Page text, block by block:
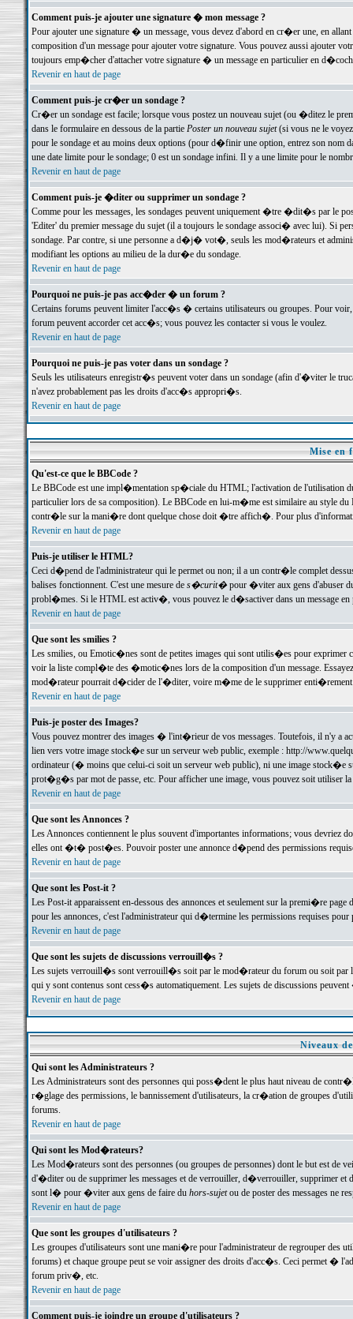
Comment puis-je ajouter une signature � mon message ?
Pour ajouter une signature � un message, vous devez d'abord en cr�er une, en
composition d'un message pour ajouter votre signature. Vous pouvez aussi ajouter
toujours emp�cher d'attacher votre signature � un message en particulier en
Revenir en haut de page
Comment puis-je cr�er un sondage ?
Cr�er un sondage est facile; lorsque vous postez un nouveau sujet (ou �ditez le
dans le formulaire en dessous de la partie Poster un nouveau sujet(si vous ne le voyez
pour le sondage et au moins deux options (pour d�finir une option, entrez son nom
une date limite pour le sondage; 0 est un sondage infini. Il y a une limite pour le
Revenir en haut de page
Comment puis-je �diter ou supprimer un sondage ?
Comme pour les messages, les sondages peuvent uniquement �tre �dit�s par le
'Editer' du premier message du sujet (il a toujours le sondage associ� avec lui). Si
sondage. Par contre, si une personne a d�j� vot�, seuls les mod�rateurs et
modifiant les options au milieu de la dur�e du sondage.
Revenir en haut de page
Pourquoi ne puis-je pas acc�der � un forum ?
Certains forums peuvent limiter l'acc�s � certains utilisateurs ou groupes. Pour
forum peuvent accorder cet acc�s; vous pouvez les contacter si vous le voulez.
Revenir en haut de page
Pourquoi ne puis-je pas voter dans un sondage ?
Seuls les utilisateurs enregistr�s peuvent voter dans un sondage (afin d'�viter le
n'avez probablement pas les droits d'acc�s appropri�s.
Revenir en haut de page
Mise en
Qu'est-ce que le BBCode ?
Le BBCode est une impl�mentation sp�ciale du HTML; l'activation de l'utilisation
particulier lors de sa composition). Le BBCode en lui-m�me est similaire au style
contr�le sur la mani�re dont quelque chose doit �tre affich�. Pour plus
Revenir en haut de page
Puis-je utiliser le HTML?
Ceci d�pend de l'administrateur qui le permet ou non; il a un contr�le complet
balises fonctionnent. C'est une mesure de s�curit�pour �viter aux gens d'abuser
probl�mes. Si le HTML est activ�, vous pouvez le d�sactiver dans un message en
Revenir en haut de page
Que sont les smilies ?
Les smilies, ou Emotic�nes sont de petites images qui sont utilis�es pour exprimer
voir la liste compl�te des �motic�nes lors de la composition d'un message.
mod�rateur pourrait d�cider de l'�diter, voire m�me de le supprimer
Revenir en haut de page
Puis-je poster des Images?
Vous pouvez montrer des images � l'int�rieur de vos messages. Toutefois, il n'y a
lien vers votre image stock�e sur un serveur web public, exemple : http://
ordinateur (� moins que celui-ci soit un serveur web public), ni une image stock�e
prot�g�s par mot de passe, etc. Pour afficher une image, vous pouvez soit
Revenir en haut de page
Que sont les Annonces ?
Les Annonces contiennent le plus souvent d'importantes informations; vous devriez
elles ont �t� post�es. Pouvoir poster une annonce d�pend des permissions
Revenir en haut de page
Que sont les Post-it ?
Les Post-it apparaissent en-dessous des annonces et seulement sur la premi�re
pour les annonces, c'est l'administrateur qui d�termine les permissions requises pour
Revenir en haut de page
Que sont les sujets de discussions verrouill�s ?
Les sujets verrouill�s sont verrouill�s soit par le mod�rateur du forum ou soit par
qui y sont contenus sont cess�s automatiquement. Les sujets de discussions
Revenir en haut de page
Niveaux
Qui sont les Administrateurs ?
Les Administrateurs sont des personnes qui poss�dent le plus haut niveau de
r�glage des permissions, le bannissement d'utilisateurs, la cr�ation de groupes
forums.
Revenir en haut de page
Qui sont les Mod�rateurs?
Les Mod�rateurs sont des personnes (ou groupes de personnes) dont le but est de
d'�diter ou de supprimer les messages et de verrouiller, d�verrouiller, supprimer
sont l� pour �viter aux gens de faire du hors-sujetou de poster des messages ne
Revenir en haut de page
Que sont les groupes d'utilisateurs ?
Les groupes d'utilisateurs sont une mani�re pour l'administrateur de regrouper des
forums) et chaque groupe peut se voir assigner des droits d'acc�s. Ceci permet
forum priv�, etc.
Revenir en haut de page
Comment puis-je joindre un groupe d'utilisateurs ?